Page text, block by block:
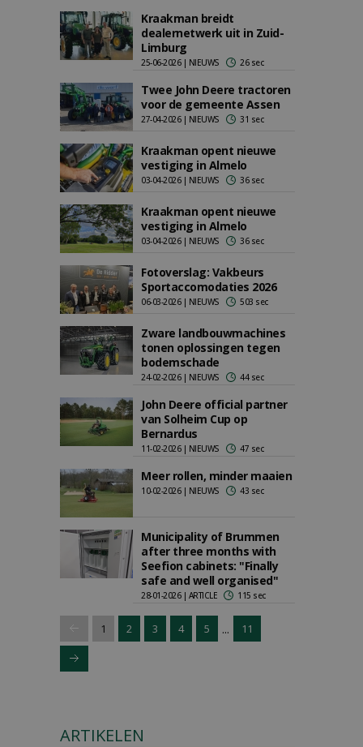
Kraakman breidt
dealernetwerk uit in Zuid-
Limburg
25-06-2026 | NIEUWS 26 sec
Twee John Deere tractoren
voor de gemeente Assen
27-04-2026 | NIEUWS 31 sec
Kraakman opent nieuwe
vestiging in Almelo
03-04-2026 | NIEUWS 36 sec
Kraakman opent nieuwe
vestiging in Almelo
03-04-2026 | NIEUWS 36 sec
Fotoverslag: Vakbeurs
Sportaccomodaties 2026
06-03-2026 | NIEUWS 503 sec
Zware landbouwmachines
tonen oplossingen tegen
bodemschade
24-02-2026 | NIEUWS 44 sec
John Deere official partner
van Solheim Cup op
Bernardus
11-02-2026 | NIEUWS 47 sec
Meer rollen, minder maaien
10-02-2026 | NIEUWS 43 sec
Municipality of Brummen
after three months with
Seefion cabinets: "Finally
safe and well organised"
28-01-2026 | ARTICLE 115 sec
1 2 3 4 5 ... 11
ARTIKELEN